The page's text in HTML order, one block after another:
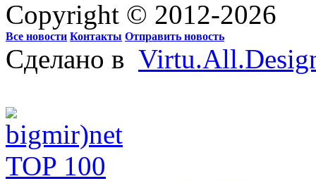
Copyright © 2012-2026
Все новости Контакты Отправить новость
Сделано в